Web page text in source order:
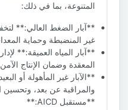
المتنوعة، بما في ذلك:
**آبار الضغط العالي:**
غير المنضبطة وحماية
**آبار المياه العميقة:**
المعقدة وضمان الإنتاج
**الآبار غير المأهولة أو
والمراقبة عن بعد، وتحسين
**مستقبل AICD:**